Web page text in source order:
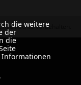
Rechte vorbehalten.
die weitere
der
die
.